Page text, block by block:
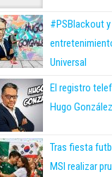
#PSBlackout
Universal
El registro
Hugo
Tras fiesta
MSI realizar